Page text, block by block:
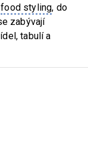
food styling, do
zabývají
tabulí a